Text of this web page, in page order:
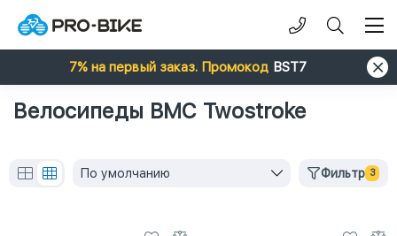
7% на первый заказ. Промокод BST7
Велосипеды BMC Twostroke
По умолчанию Фильтр 3